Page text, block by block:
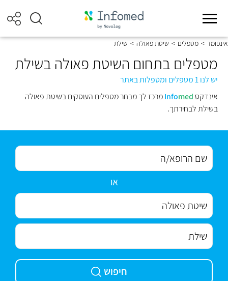
אינפומד > מטפלים > שיטת פאולה > שילת
מטפלים בתחום השיטת פאולה בשילת
יש לנו 1 מטפלים ומטפלות באתר
אינדקס
Infomed
מרכז לך מבחר מטפלים העוסקים בשיטת פאולה
בשילת לבחירתך.
או
חיפוש